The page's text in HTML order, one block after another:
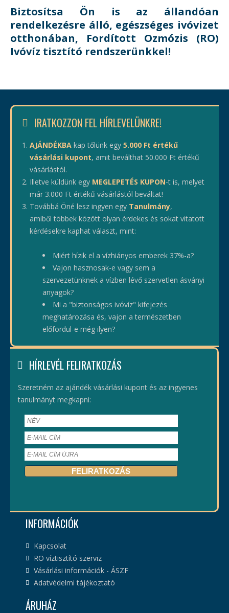
Biztosítsa Ön is az állandóan
rendelkezésre álló, egészséges ivóvizet
otthonában, Fordított Ozmózis (RO)
Ivóvíz tisztító rendszerünkkel!
IRATKOZZON FEL HÍRLEVELÜNKRE!
AJÁNDÉKBA kap tőlünk egy 5.000 Ft értékű
vásárlási kupont, amit beválthat 50.000 Ft értékű
vásárlástól.
Illetve küldünk egy MEGLEPETÉS KUPON-t is, melyet
már 3.000 Ft értékű vásárlástól beváltat!
Továbbá Öné lesz ingyen egy Tanulmány,
amiből többek között olyan érdekes és sokat vitatott
kérdésekre kaphat választ, mint:
Miért hízik el a vízhiányos emberek 37%-a?
Vajon hasznosak-e vagy sem a
szervezetünknek a vízben lévő szervetlen ásványi
anyagok?
Mi a "biztonságos ivóvíz" kifejezés
meghatározása és, vajon a természetben
előfordul-e még ilyen?
HÍRLEVÉL FELIRATKOZÁS
Szeretném az ajándék vásárlási kupont és az ingyenes
tanulmányt megkapni:
INFORMÁCIÓK
Kapcsolat
RO víztisztító szerviz
Vásárlási információk - ÁSZF
Adatvédelmi tájékoztató
ÁRUHÁZ